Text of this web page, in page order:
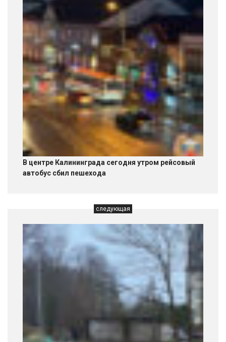
В центре Калининграда сегодня утром рейсовый
автобус сбил пешехода
следующая